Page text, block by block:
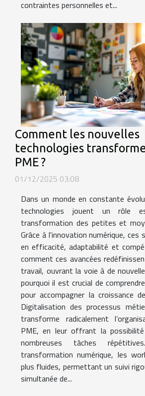
contraintes personnelles et...
Comment les nouvelles
technologies
PME ?
01/12/2025 03:08
Dans un monde en constante
technologies jouent un rôle
transformation des petites et
Grâce à l'innovation numérique,
en efficacité, adaptabilité et
comment ces avancées
travail, ouvrant la voie à de
pourquoi il est crucial de
pour accompagner la croissance
Digitalisation des processus
transforme radicalement
PME, en leur offrant la possibilité
nombreuses tâches
transformation numérique, les
plus fluides, permettant un suivi
simultanée de...